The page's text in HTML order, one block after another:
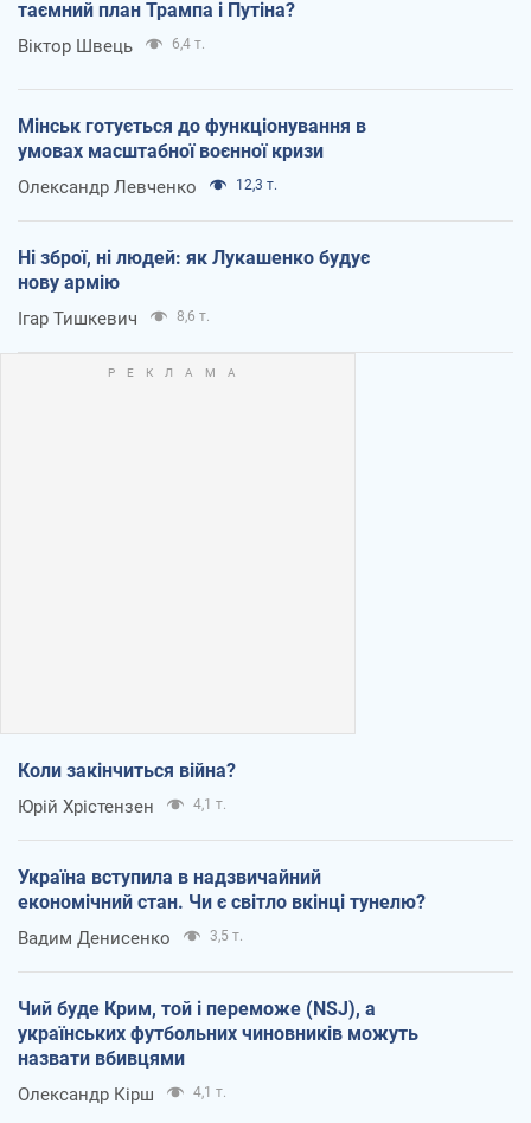
таємний план Трампа і Путіна?
Віктор Швець 6,4 т.
Мінськ готується до функціонування в
умовах масштабної воєнної кризи
Олександр Левченко 12,3 т.
Ні зброї, ні людей: як Лукашенко будує
нову армію
Ігар Тишкевич 8,6 т.
Коли закінчиться війна?
Юрій Хрістензен 4,1 т.
Україна вступила в надзвичайний
економічний стан. Чи є світло вкінці тунелю?
Вадим Денисенко 3,5 т.
Чий буде Крим, той і переможе (NSJ), а
українських футбольних чиновників можуть
назвати вбивцями
Олександр Кірш 4,1 т.